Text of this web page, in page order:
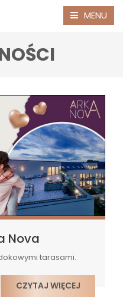
MENU
Nova
tarasami.
CZYTAJ WIĘCEJ